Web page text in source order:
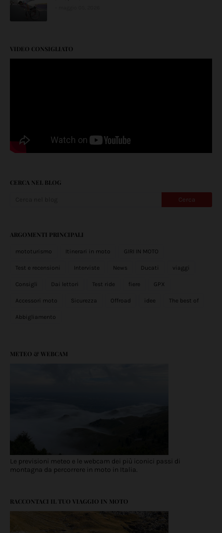
VIDEO CONSIGLIATO
CERCA NEL BLOG
ARGOMENTI PRINCIPALI
mototurismo Itinerari in moto GIRI IN MOTO
Test e recensioni Interviste News Ducati viaggi
Consigli Dai lettori Test ride fiere GPX
Accessori moto Sicurezza Offroad idee The best of
Abbigliamento
METEO & WEBCAM
Le previsioni meteo e le webcam dei più iconici passi di
montagna da percorrere in moto in Italia.
RACCONTACI IL TUO VIAGGIO IN MOTO